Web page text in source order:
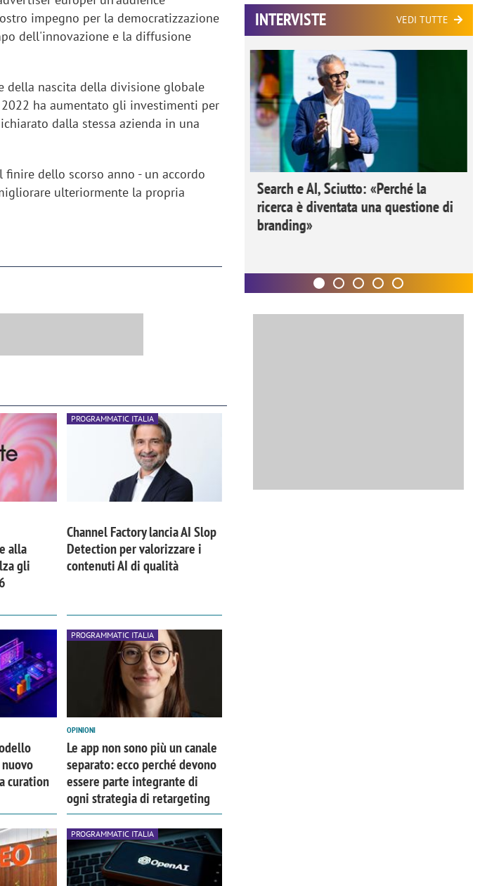
impegno per la democratizzazione
dell'innovazione e la diffusione
della nascita della divisione globale
ha aumentato gli investimenti per
dalla stessa azienda in una
finire dello scorso anno - un accordo
ulteriormente la propria
alla
gli
PROGRAMMATIC ITALIA
Channel Factory lancia AI Slop
Detection per valorizzare i
contenuti AI di qualità
curation
PROGRAMMATIC ITALIA
OPINIONI
Le app non sono più un canale
separato: ecco perché devono
essere parte integrante di
ogni strategia di retargeting
PROGRAMMATIC ITALIA
INTERVISTE VEDI TUTTE
Ricerche di mercato. Neri, Ipsos
Doxa: «Non basta più descrivere i
Search e AI, Sciutto: «Perché la
ricerca è diventata una questione di
branding»